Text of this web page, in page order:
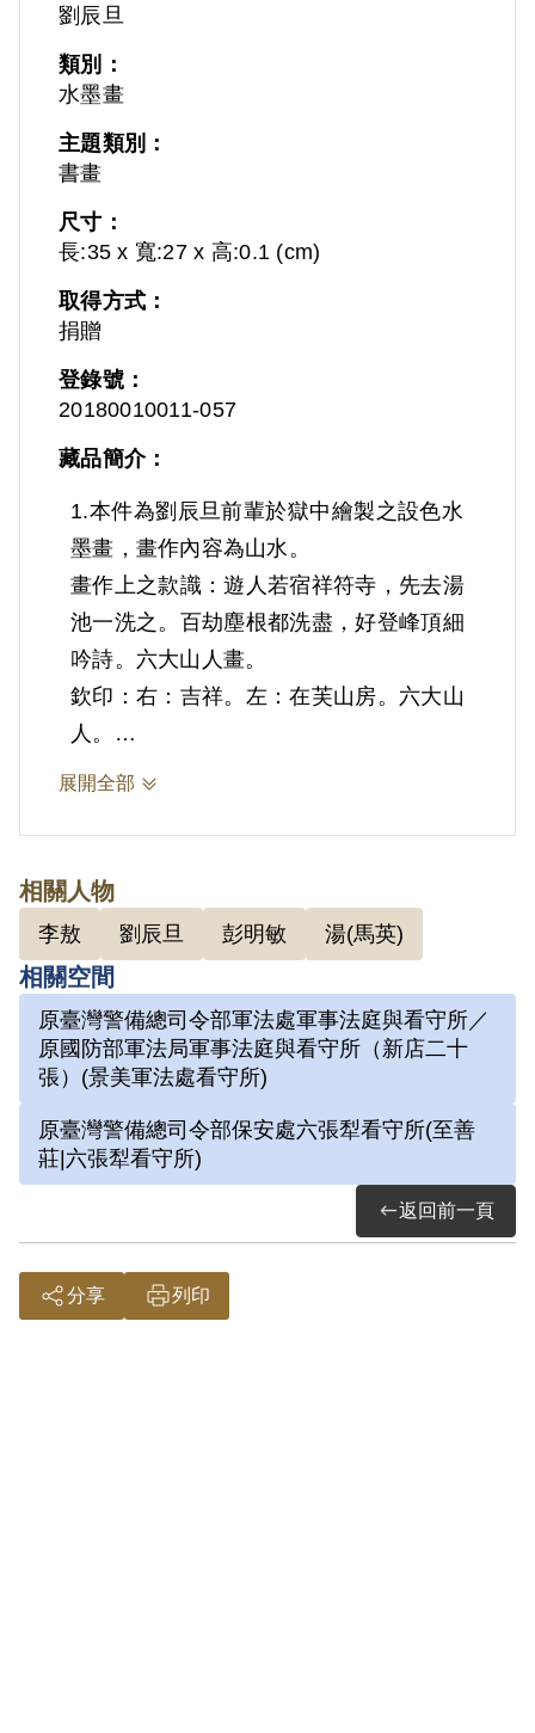
劉辰旦
類別：
水墨畫
主題類別：
書畫
尺寸：
長:35 x 寬:27 x 高:0.1 (cm)
取得方式：
捐贈
登錄號：
20180010011-057
藏品簡介：
1.本件為劉辰旦前輩於獄中繪製之設色水
墨畫，畫作內容為山水。
畫作上之款識：遊人若宿祥符寺，先去湯
池一洗之。百劫塵根都洗盡，好登峰頂細
吟詩。六大山人畫。
欽印：右：吉祥。左：在芙山房。六大山
人。
劉辰旦前輩獄中早期作品少有彩色畫作，
役區手工藝工廠，才能嘗試不同顏料之創
作。亦有部分畫作是出獄後再上色的分二
次完成之作品。本幅畫作應為出獄後再上
色分二次完成之作品。
劉辰旦前輩遭囚禁於景美看守所時開始習
畫，其「六大山人」的字號脫胎於清代畫
押房，自嘲在獄中只有上下、四方六片
壁，天地中唯其最大，因而自號「六大山
渴望超脫黑牢神遊自然的嚮往。
展開全部
相關人物
李敖 劉辰旦 彭明敏 湯(馬英)
相關空間
原臺灣警備總司令部軍法處軍事法庭與看守所／
原國防部軍法局軍事法庭與看守所（新店二十
張）(景美軍法處看守所)
原臺灣警備總司令部保安處六張犁看守所(至善
莊|六張犁看守所)
返回前一頁
分享 列印